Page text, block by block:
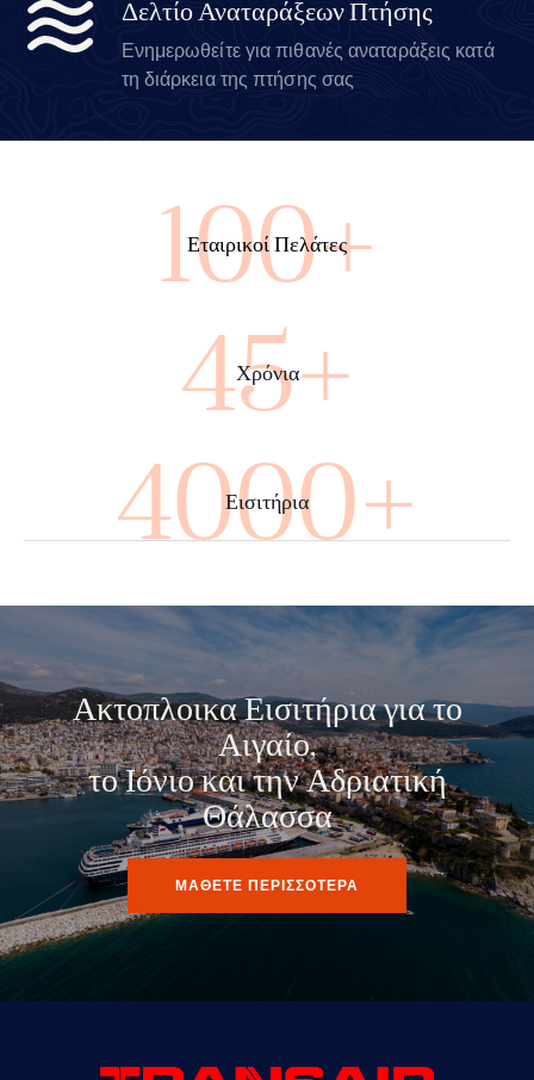
Δελτίο Αναταράξεων Πτήσης
Ενημερωθείτε για πιθανές αναταράξεις κατά
τη διάρκεια της πτήσης σας
100+
Εταιρικοί Πελάτες
45+
Χρόνια
4000+
Εισιτήρια
Ακτοπλοικα Εισιτήρια για το
Αιγαίο,
το Ιόνιο και την Αδριατική
Θάλασσα
ΜΑΘΕΤΕ ΠΕΡΙΣΣΟΤΕΡΑ